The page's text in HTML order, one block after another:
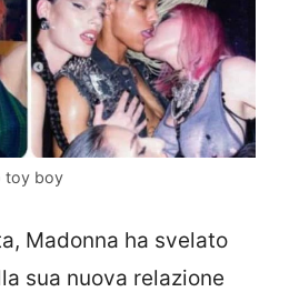
toy boy
Madonna ha svelato
sua nuova relazione